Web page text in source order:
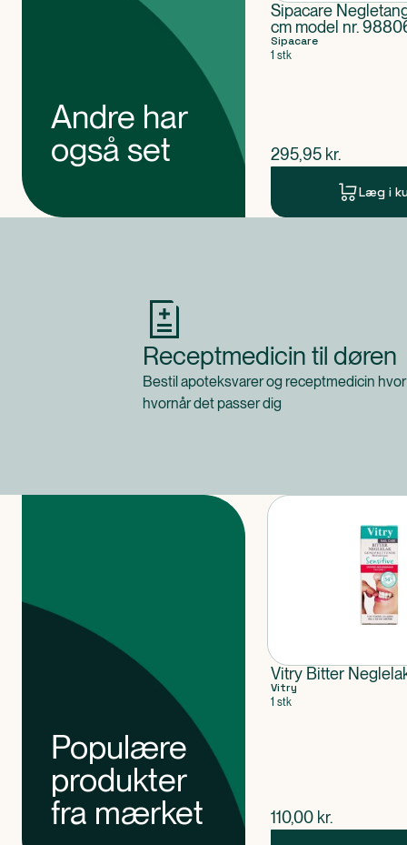
Andre har
også set
Sipacare
cm model nr.
Sipacare
1 stk
$nuværende pris
295,95 kr.
Læg i
Receptmedicin til døren
Bestil apoteksvarer og receptmedicin
hvornår det passer dig
Populære
produkter
fra mærket
Vitry Bitter
Vitry
1 stk
$nuværende pris
110,00 kr.